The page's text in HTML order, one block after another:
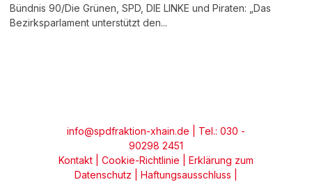
Bündnis 90/Die Grünen, SPD, DIE LINKE und Piraten: „Das
Bezirksparlament unterstützt den...
info@spdfraktion-xhain.de | Tel.: 030 -
90298 2451
Kontakt
Cookie-Richtlinie
Erklärung zum
Datenschutz
Haftungsausschluss